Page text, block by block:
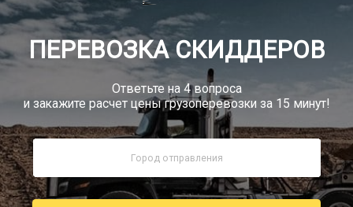
8 (800) 505-40-85
Звонок по РФ бесплатный
Грузы
ПЕРЕВОЗКА СКИДДЕРОВ
Ответьте на 4 вопроса
и закажите расчет цены грузоперевозки за 15 минут!